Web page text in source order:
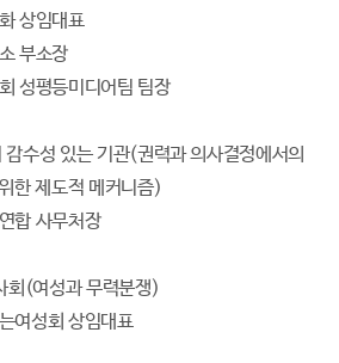
상임대표
부소장
성평등미디어팀 팀장
수성 있는 기관(권력과 의사결정에서의
한 제도적 메커니즘)
합 사무처장
회(여성과 무력분쟁)
여성회 상임대표